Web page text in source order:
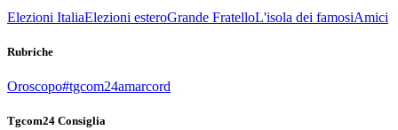
Elezioni ItaliaElezioni esteroGrande FratelloL'isola dei famosiAmici
Rubriche
Oroscopo#tgcom24amarcord
Tgcom24 Consiglia